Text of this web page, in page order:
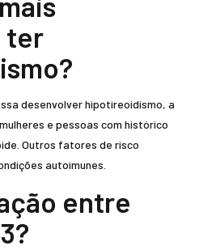
ter
desenvolver hipotireoidismo, a
e pessoas com histórico
Outros fatores de risco
autoimunes.
entre